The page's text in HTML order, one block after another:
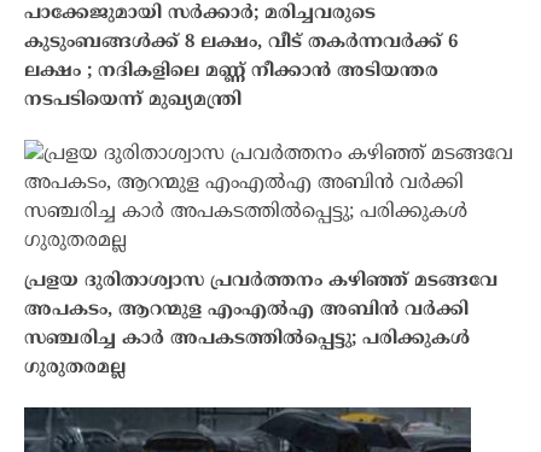
പാക്കേജുമായി സർക്കാർ; മരിച്ചവരുടെ
കുടുംബങ്ങൾക്ക് 8 ലക്ഷം, വീട് തകർന്നവർക്ക് 6
ലക്ഷം ; നദികളിലെ മണ്ണ് നീക്കാൻ അടിയന്തര
നടപടിയെന്ന് മുഖ്യമന്ത്രി
പ്രളയ ദുരിതാശ്വാസ പ്രവർത്തനം കഴിഞ്ഞ് മടങ്ങവേ
അപകടം, ആറന്മുള എംഎൽഎ അബിൻ വർക്കി
സഞ്ചരിച്ച കാർ അപകടത്തിൽപ്പെട്ടു; പരിക്കുകൾ
ഗുരുതരമല്ല